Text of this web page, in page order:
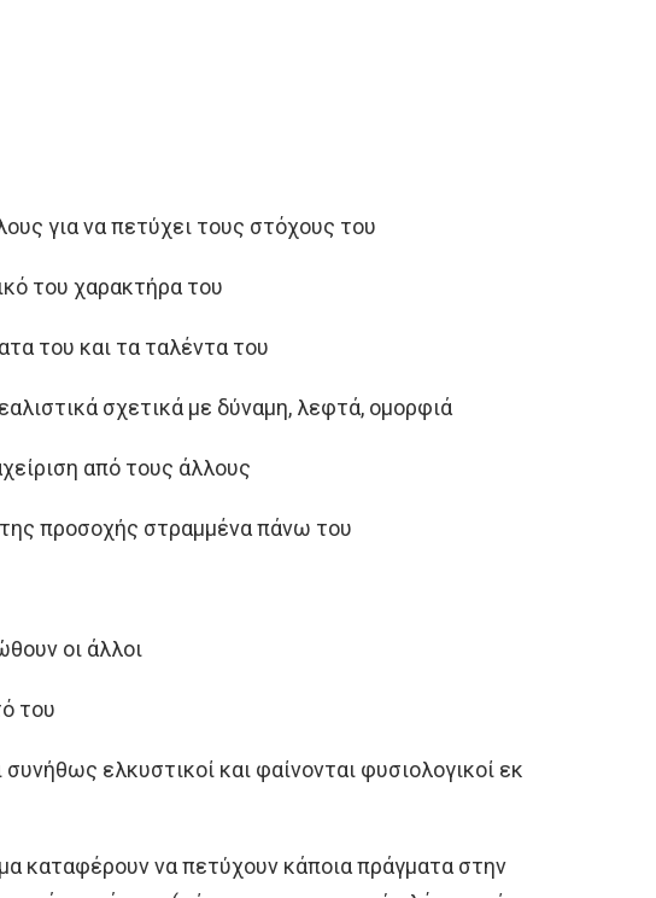
για να πετύχει τους στόχους του
του χαρακτήρα του
του και τα ταλέντα του
σχετικά με δύναμη, λεφτά, ομορφιά
από τους άλλους
προσοχής στραμμένα πάνω του
οι άλλοι
του
συνήθως ελκυστικοί και φαίνονται φυσιολογικοί εκ
καταφέρουν να πετύχουν κάποια πράγματα στην